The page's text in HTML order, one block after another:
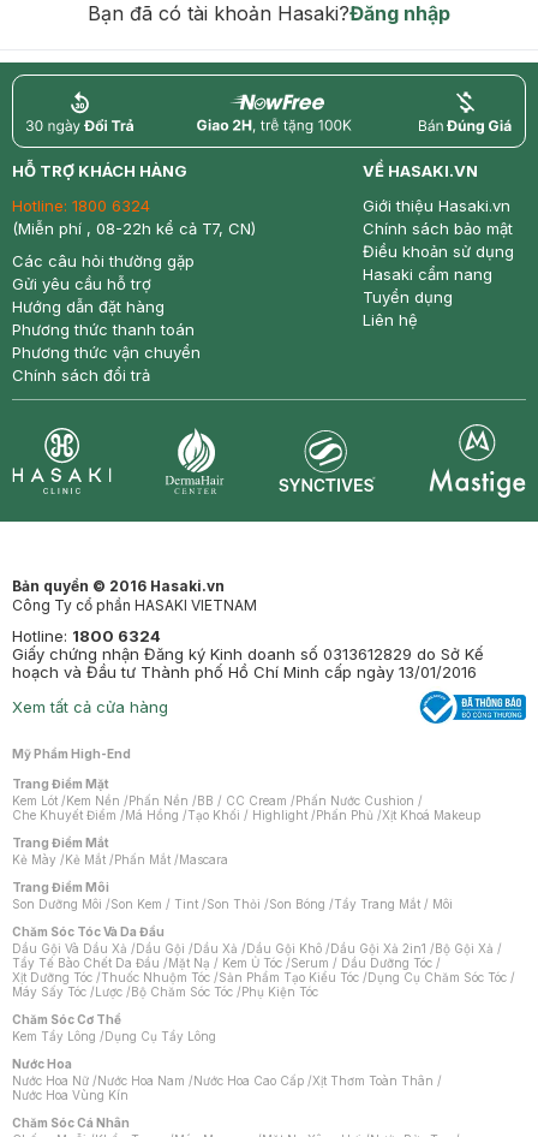
Bạn đã có tài khoản Hasaki?Đăng nhập
return nowfree price
HỖ TRỢ KHÁCH HÀNG
Hotline: 1800 6324
(Miễn phí , 08-22h kể cả T7, CN)
Các câu hỏi thường gặp
Gửi yêu cầu hỗ trợ
Hướng dẫn đặt hàng
Phương thức thanh toán
Phương thức vận chuyển
Chính sách đổi trả
VỀ HASAKI.VN
Giới thiệu Hasaki.vn
Chính sách bảo mật
Điều khoản sử dụng
Hasaki cẩm nang
Tuyển dụng
Liên hệ
Bản quyền © 2016 Hasaki.vn
Công Ty cổ phần HASAKI VIETNAM
Hotline: 1800 6324
Giấy chứng nhận Đăng ký Kinh doanh số 0313612829 do Sở Kế
hoạch và Đầu tư Thành phố Hồ Chí Minh cấp ngày 13/01/2016
Xem tất cả cửa hàng
Mỹ Phẩm High-End
Trang Điểm Mặt
Kem Lót /Kem Nền /Phấn Nền /BB / CC Cream /Phấn Nước Cushion /
Che Khuyết Điểm /Má Hồng /Tạo Khối / Highlight /Phấn Phủ /Xịt Khoá Makeup
Trang Điểm Mắt
Kẻ Mày /Kẻ Mắt /Phấn Mắt /Mascara
Trang Điểm Môi
Son Dưỡng Môi /Son Kem / Tint /Son Thỏi /Son Bóng /Tẩy Trang Mắt / Môi
Chăm Sóc Tóc Và Da Đầu
Dầu Gội Và Dầu Xả /Dầu Gội /Dầu Xả /Dầu Gội Khô /Dầu Gội Xả 2in1 /Bộ Gội Xả /
Tẩy Tế Bào Chết Da Đầu /Mặt Nạ / Kem Ủ Tóc /Serum / Dầu Dưỡng Tóc /
Xịt Dưỡng Tóc /Thuốc Nhuộm Tóc /Sản Phẩm Tạo Kiểu Tóc /Dụng Cụ Chăm Sóc Tóc /
Máy Sấy Tóc /Lược /Bộ Chăm Sóc Tóc /Phụ Kiện Tóc
Chăm Sóc Cơ Thể
Kem Tẩy Lông /Dụng Cụ Tẩy Lông
Nước Hoa
Nước Hoa Nữ /Nước Hoa Nam /Nước Hoa Cao Cấp /Xịt Thơm Toàn Thân /
Nước Hoa Vùng Kín
Chăm Sóc Cá Nhân